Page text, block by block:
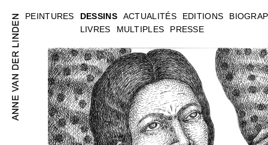
PEINTURES
DESSINS
LIVRES
MULTIPLES PRESSE
ACTUALITÉS EDITIONS